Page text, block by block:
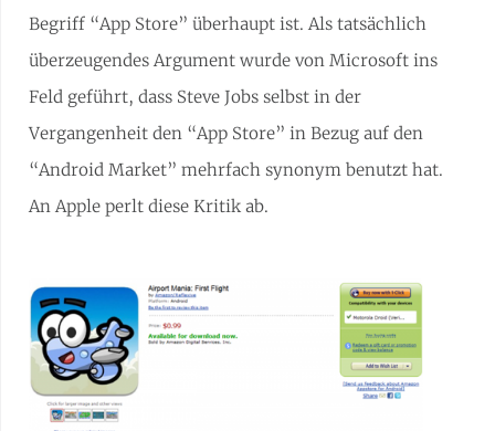
Begriff “App Store” überhaupt ist. Als tatsächlich
überzeugendes Argument wurde von Microsoft ins
Feld geführt, dass Steve Jobs selbst in der
Vergangenheit den “App Store” in Bezug auf den
“Android Market” mehrfach synonym benutzt hat.
An Apple perlt diese Kritik ab.